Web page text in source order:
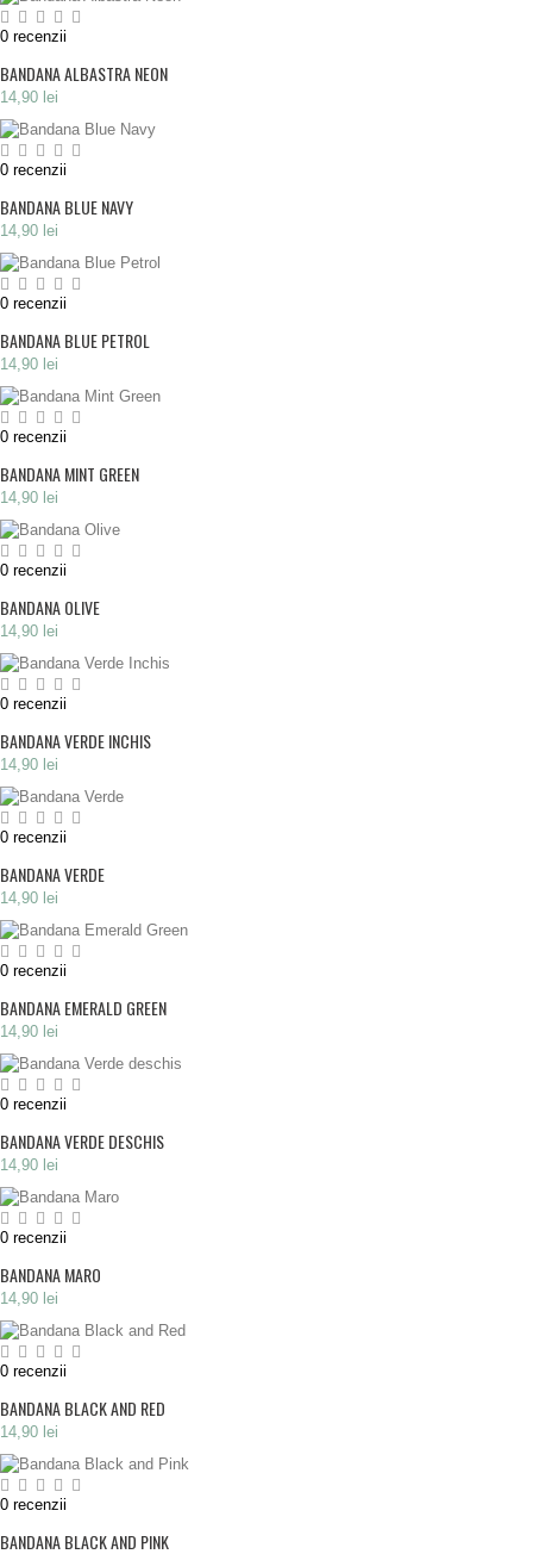
0 recenzii
BANDANA ALBASTRA NEON
14,90 lei
0 recenzii
BANDANA BLUE NAVY
14,90 lei
0 recenzii
BANDANA BLUE PETROL
14,90 lei
0 recenzii
BANDANA MINT GREEN
14,90 lei
0 recenzii
BANDANA OLIVE
14,90 lei
0 recenzii
BANDANA VERDE INCHIS
14,90 lei
0 recenzii
BANDANA VERDE
14,90 lei
0 recenzii
BANDANA EMERALD GREEN
14,90 lei
0 recenzii
BANDANA VERDE DESCHIS
14,90 lei
0 recenzii
BANDANA MARO
14,90 lei
0 recenzii
BANDANA BLACK AND RED
14,90 lei
0 recenzii
BANDANA BLACK AND PINK